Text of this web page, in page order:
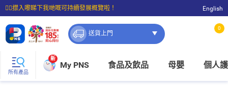
☝🏼㩒入嚟睇下我哋嘅可持續發展概覽啦！
⭐購物滿$399即享免費送貨；滿$100即可免費店取。
English
送貨上門
0
所有產品
新
My PNS 食品及飲品 母嬰 個人